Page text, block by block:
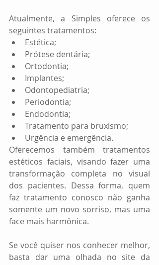
Atualmente, a Simples oferece os
seguintes tratamentos:
Estética;
Prótese dentária;
Ortodontia;
Implantes;
Odontopediatria;
Periodontia;
Endodontia;
Tratamento para bruxismo;
Urgência e emergência.
Oferecemos também tratamentos
estéticos faciais, visando fazer uma
transformação completa no visual
dos pacientes. Dessa forma, quem
faz tratamento conosco não ganha
somente um novo sorriso, mas uma
face mais harmônica.
Se você quiser nos conhecer melhor,
basta dar uma olhada no site da